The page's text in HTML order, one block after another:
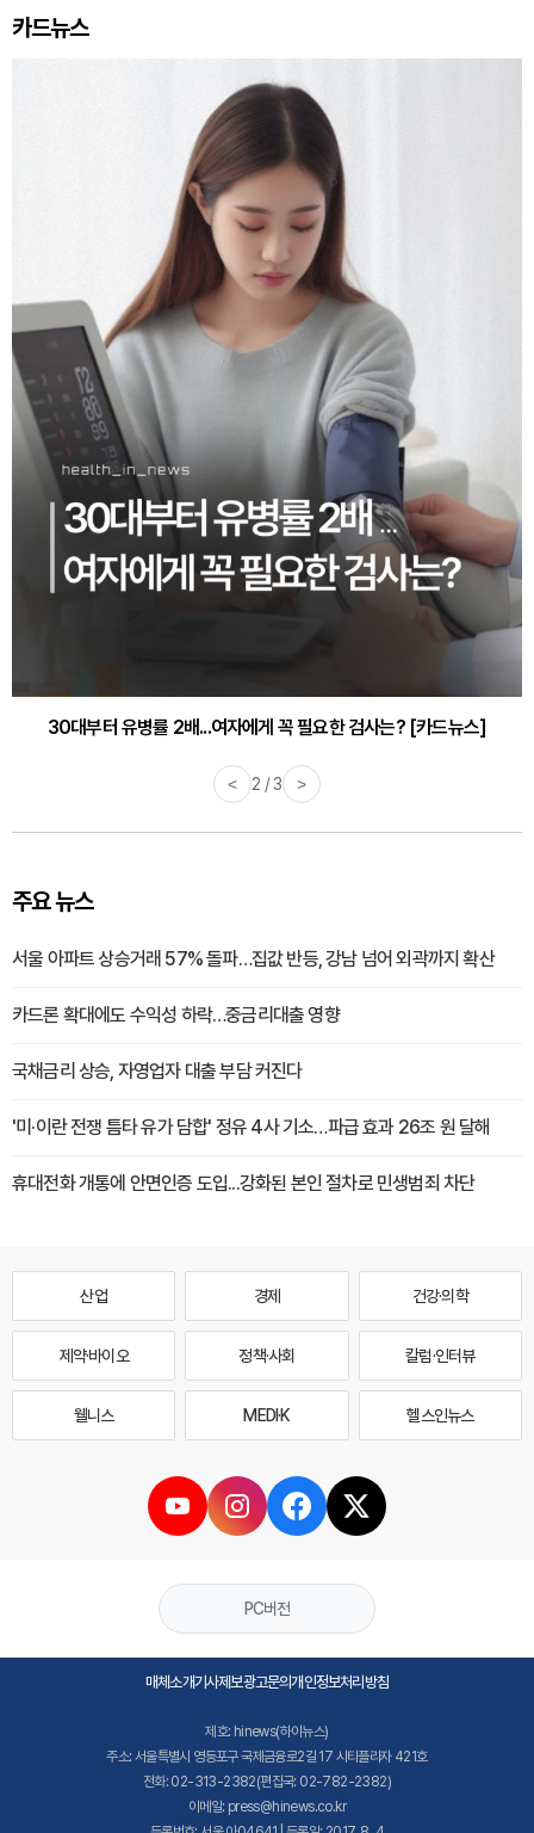
카드뉴스
30대부터 유병률 2배...여자에게 꼭 필요한 검사는? [카드뉴스]
감기·독감 예방하고 면역력 높이는 4가지 영양제 [카드뉴스]
< 2 / 3 >
주요 뉴스
서울 아파트 상승거래 57% 돌파…집값 반등, 강남 넘어 외곽까지 확산
카드론 확대에도 수익성 하락…중금리대출 영향
국채금리 상승, 자영업자 대출 부담 커진다
'미·이란 전쟁 틈타 유가 담합' 정유 4사 기소…파급 효과 26조 원 달해
휴대전화 개통에 안면인증 도입...강화된 본인 절차로 민생범죄 차단
산업 경제 건강·의학
제약·바이오 정책·사회 칼럼·인터뷰
웰니스 MEDI·K 헬스인뉴스
PC버전
매체소개기사제보광고문의개인정보처리방침
제호: hinews(하이뉴스)
주소: 서울특별시 영등포구 국제금융로2길 17 시티플라자 421호
전화: 02-313-2382(편집국: 02-782-2382)
이메일: press@hinews.co.kr